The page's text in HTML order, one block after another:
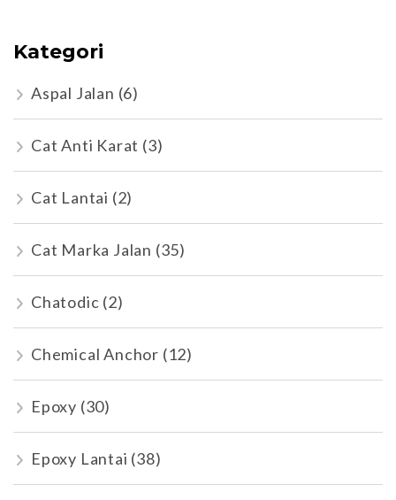
Kategori
Aspal Jalan (6)
Cat Anti Karat (3)
Cat Lantai (2)
Cat Marka Jalan (35)
Chatodic (2)
Chemical Anchor (12)
Epoxy (30)
Epoxy Lantai (38)